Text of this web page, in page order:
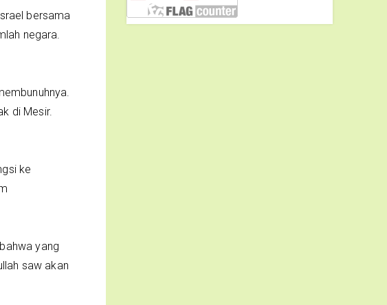
bersama
negara.
di Mesir.
ke
yang
saw akan